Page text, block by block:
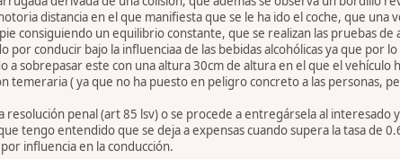
distancia en el que manifiesta que se le ha ido el coche, que una
consiguiendo un equilibrio constante, que se realizan las pruebas
conducir bajo la influenciaa de las bebidas alcohólicas ya que por
sobrepasar este con una altura 30cm de altura en el que el vehículo
temeraria ( ya que no ha puesto en peligro concreto a las personas,
resolución penal (art 85 lsv) o se procede a entregársela al
tengo entendido que se deja a expensas cuando supera la tasa de
influencia en la conducción.